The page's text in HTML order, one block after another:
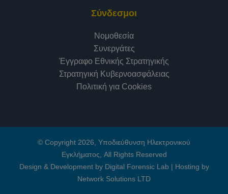
Σύνδεσμοι
Νομοθεσία
Συνεργάτες
Έγγραφο Εθνικής Στρατηγικής
Στρατηγική Κυβερνοασφάλειας
Πολιτική για Cookies
© Copyright 2026, Υποδιεύθυνση Ηλεκτρονικού
Εγκλήματος, All Rights Reserved
Design & Development by Digital Forensic Lab | Hosting by
Network Solutions LTD